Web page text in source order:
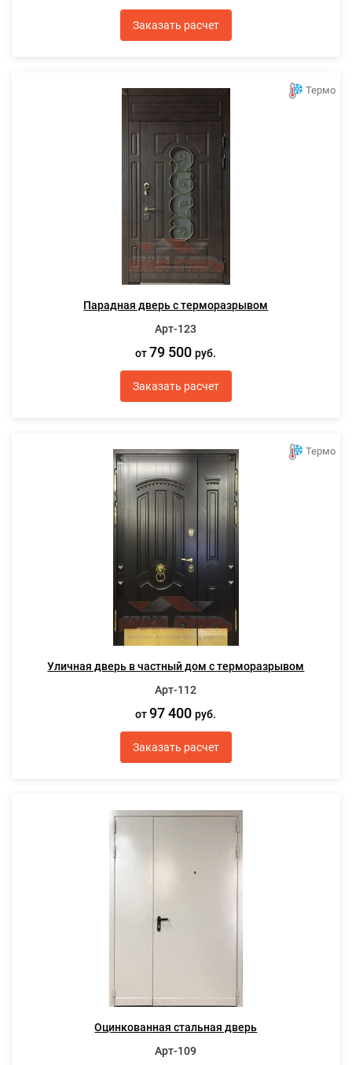
Заказать расчет
Термо
Парадная дверь с терморазрывом
Арт-123
от 79 500руб.
Заказать расчет
Термо
Уличная дверь в частный дом с терморазрывом
Арт-112
от97 400руб.
Заказать расчет
Оцинкованная стальная дверь
Арт-109